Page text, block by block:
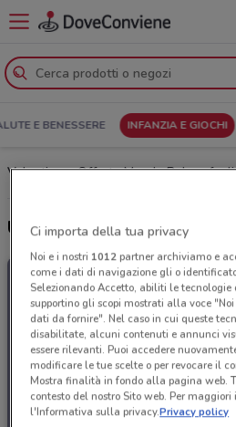
E BENESSERE INFANZIA E GIOCHI
Volantino e Offerte Mondo Baby:
Ultime offerte del volantino
Ci importa della tua privacy
Noi e i nostri 1012partner archiviamo e
come i dati di navigazione gli o
Selezionando Accetto, abiliti le
supportino gli scopi mostrati alla voce
dati da fornire". Nel caso in cui queste
disabilitate, alcuni contenuti e annunci
essere rilevanti. Puoi accedere
modificare le tue scelte o per revocare il
Mostra finalità in fondo alla pagina web.
contesto del nostro Sito web. Per
l'Informativa sulla privacy.Privacy policy